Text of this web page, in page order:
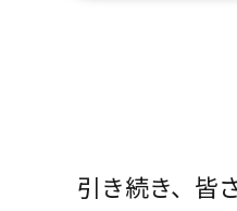
引き続き、皆